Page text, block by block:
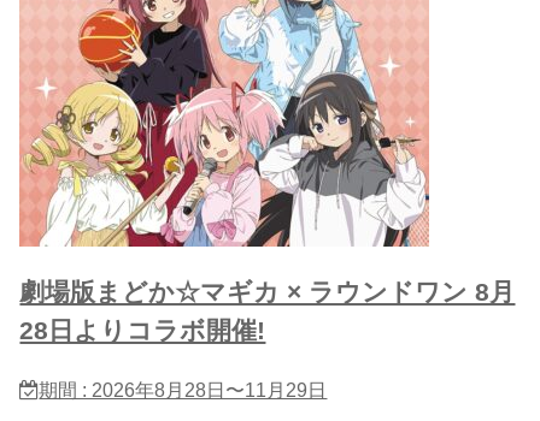
劇場版まどか☆マギカ × ラウンドワン 8月
28日よりコラボ開催!
期間 : 2026年8月28日〜11月29日